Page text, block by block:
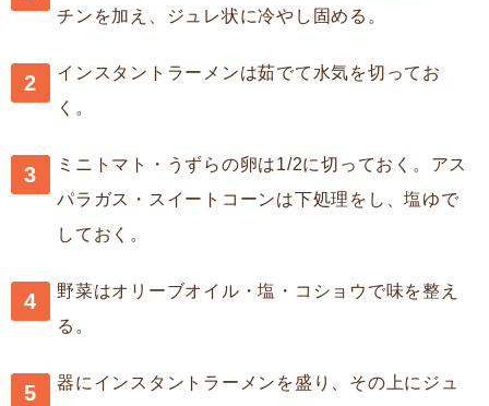
チンを加え、ジュレ状に冷やし固める。
インスタントラーメンは茹でて水気を切ってお
く。
ミニトマト・うずらの卵は1/2に切っておく。アス
パラガス・スイートコーンは下処理をし、塩ゆで
しておく。
野菜はオリーブオイル・塩・コショウで味を整え
る。
器にインスタントラーメンを盛り、その上にジュ